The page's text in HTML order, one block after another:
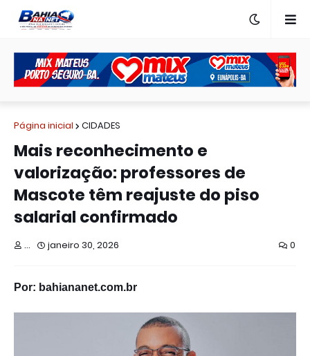
Página inicial CIDADES
Mais reconhecimento e
valorização: professores de
Mascote têm reajuste do piso
salarial confirmado
... janeiro 30, 2026 0
Por: bahiananet.com.br